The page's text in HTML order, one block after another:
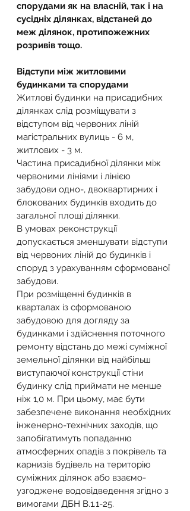
спорудами як на власній, так і на
сусідніх ділянках, відстаней до
меж ділянок, протипожежних
розривів тощо.
Відступи між житловими
будинками та спорудами
Житлові будинки на присадибних
ділянках слід розміщувати з
відступом від червоних ліній
магістральних вулиць - 6 м,
житлових - 3 м.
Частина присадибної ділянки між
червоними лініями і лінією
забудови одно-, двоквартирних і
блокованих будинків входить до
загальної площі ділянки.
В умовах реконструкції
допускається зменшувати відступи
від червоних ліній до будинків і
споруд з урахуванням сформованої
забудови.
При розміщенні будинків в
кварталах із сформованою
забудовою для догляду за
будинками і здійснення поточного
ремонту відстань до межі суміжної
земельної ділянки від найбільш
виступаючої конструкції стіни
будинку слід приймати не менше
ніж 1,0 м. При цьому, має бути
забезпечене виконання необхідних
інженерно-технічних заходів, що
запобігатимуть попаданню
атмосферних опадів з покрівель та
карнизів будівель на територію
суміжних ділянок або взаємо-
узгоджене водовідведення згідно з
вимогами ДБН В.1.1-25.